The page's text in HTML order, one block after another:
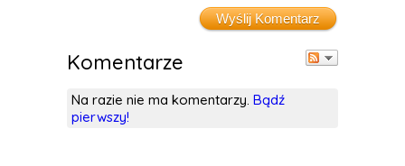
Komentarze
Na razie nie ma komentarzy. Bądź
pierwszy!
Wyślij Komentarz